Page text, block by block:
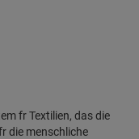
fr Textilien, das die
die menschliche